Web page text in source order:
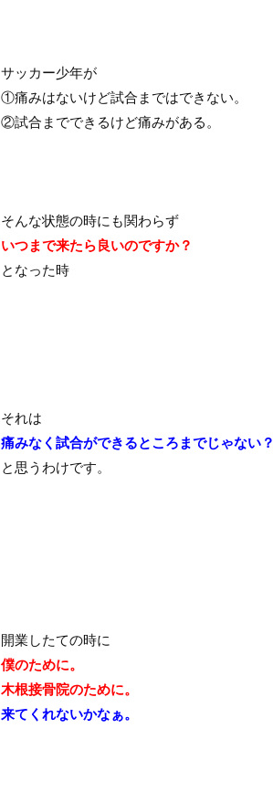
サッカー少年が
①痛みはないけど試合まではできない。
②試合までできるけど痛みがある。
そんな状態の時にも関わらず
いつまで来たら良いのですか？
となった時
それは
痛みなく試合ができるところまでじゃない？
と思うわけです。
開業したての時に
僕のために。
木根接骨院のために。
来てくれないかなぁ。